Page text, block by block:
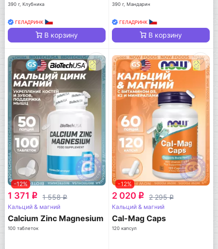
390 г, Клубника
ГЕЛАДРИНК
В корзину
390 г, Мандарин
ГЕЛАДРИНК
В корзину
-12%
1 371 q 1 558q
Кальций & магний
Calcium Zinc Magnesium
100 таблеток
-12%
2 020 q 2 295q
Кальций & магний
Cal-Mag Caps
120 капсул